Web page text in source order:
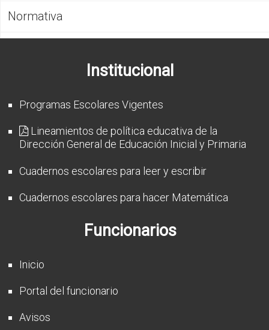
Normativa
Institucional
Programas Escolares Vigentes
Lineamientos de política educativa de la
Dirección General de Educación Inicial y Primaria
Cuadernos escolares para leer y escribir
Cuadernos escolares para hacer Matemática
Funcionarios
Inicio
Portal del funcionario
Avisos